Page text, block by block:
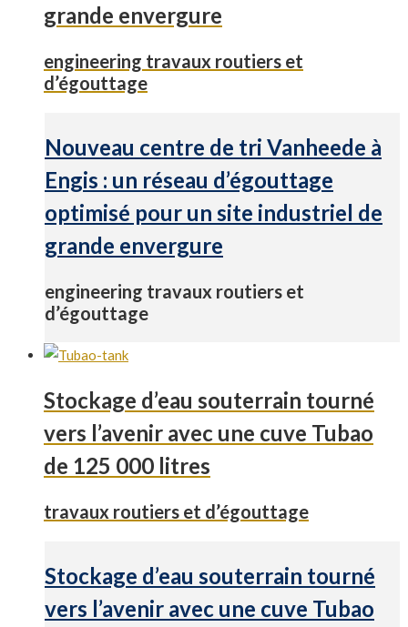
grande envergure
engineering travaux routiers et
d’égouttage
Nouveau centre de tri Vanheede à
Engis : un réseau d’égouttage
optimisé pour un site industriel de
grande envergure
engineering travaux routiers et
d’égouttage
Stockage d’eau souterrain tourné
vers l’avenir avec une cuve Tubao
de 125 000 litres
travaux routiers et d’égouttage
Stockage d’eau souterrain tourné
vers l’avenir avec une cuve Tubao